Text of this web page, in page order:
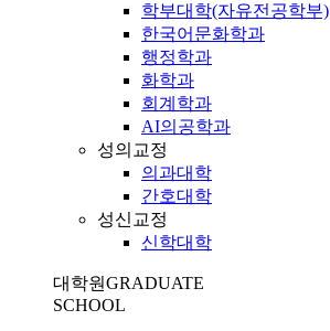
학부대학(자유전공학부)
한국어문화학과
행정학과
화학과
회계학과
AI의공학과
성의교정
의과대학
간호대학
성신교정
신학대학
대학원GRADUATE
SCHOOL